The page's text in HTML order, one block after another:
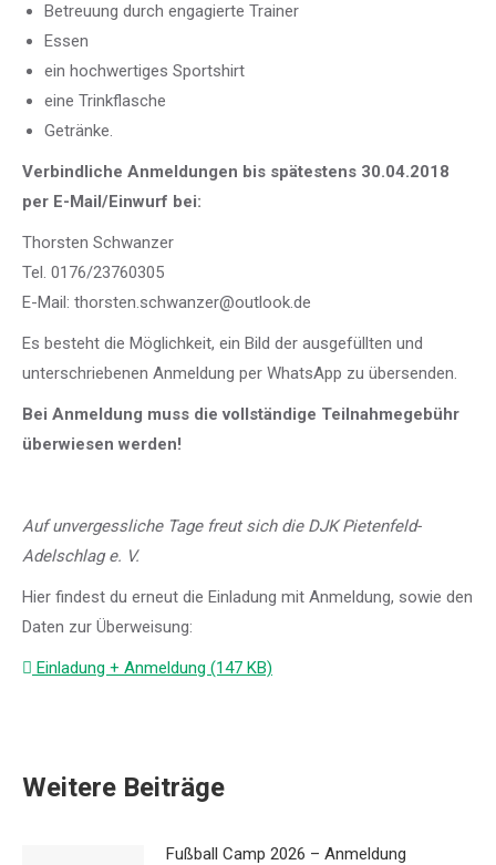
Betreuung durch engagierte Trainer
Essen
ein hochwertiges Sportshirt
eine Trinkflasche
Getränke.
Verbindliche Anmeldungen bis spätestens 30.04.2018
per E-Mail/Einwurf bei:
Thorsten Schwanzer
Tel. 0176/23760305
E-Mail: thorsten.schwanzer@outlook.de
Es besteht die Möglichkeit, ein Bild der ausgefüllten und
unterschriebenen Anmeldung per WhatsApp zu übersenden.
Bei Anmeldung muss die vollständige Teilnahmegebühr
überwiesen werden!
Auf unvergessliche Tage freut sich die DJK Pietenfeld-
Adelschlag e. V.
Hier findest du erneut die Einladung mit Anmeldung, sowie den
Daten zur Überweisung:
Einladung + Anmeldung (147 KB)
Weitere Beiträge
Fußball Camp 2026 – Anmeldung